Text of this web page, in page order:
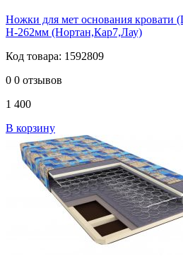
Ножки для мет основания
H-262мм (Нортан,Кар7,Лау)
Код товара: 1592809
0 0 отзывов
1 400
В корзину